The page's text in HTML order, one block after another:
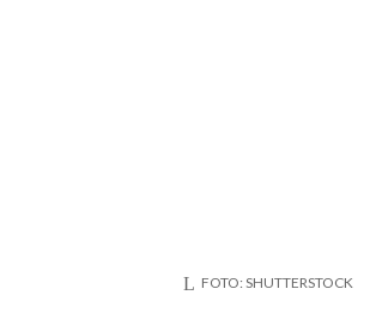
FOTO: SHUTTERSTOCK